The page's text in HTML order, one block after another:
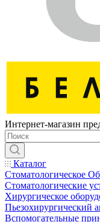
Интернет-магазин
Каталог
Стоматологическое
Стоматологические
Хирургическое
Пьезохирургический
Вспомогательные